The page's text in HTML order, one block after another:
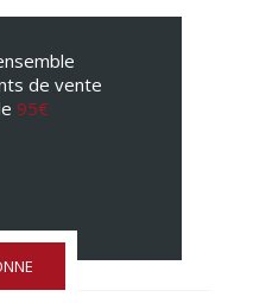
de vente
95€